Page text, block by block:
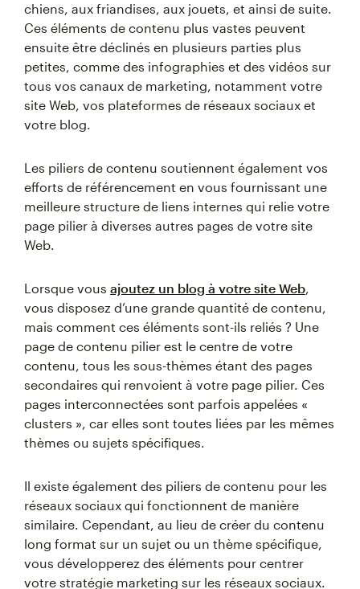
chiens, aux friandises, aux jouets, et ainsi de suite.
Ces éléments de contenu plus vastes peuvent
ensuite être déclinés en plusieurs parties plus
petites, comme des infographies et des vidéos sur
tous vos canaux de marketing, notamment votre
site Web, vos plateformes de réseaux sociaux et
votre blog.
Les piliers de contenu soutiennent également vos
efforts de référencement en vous fournissant une
meilleure structure de liens internes qui relie votre
page pilier à diverses autres pages de votre site
Web.
Lorsque vous ajoutez un blog à votre site Web,
vous disposez d’une grande quantité de contenu,
mais comment ces éléments sont-ils reliés ? Une
page de contenu pilier est le centre de votre
contenu, tous les sous-thèmes étant des pages
secondaires qui renvoient à votre page pilier. Ces
pages interconnectées sont parfois appelées «
clusters », car elles sont toutes liées par les mêmes
thèmes ou sujets spécifiques.
Il existe également des piliers de contenu pour les
réseaux sociaux qui fonctionnent de manière
similaire. Cependant, au lieu de créer du contenu
long format sur un sujet ou un thème spécifique,
vous développerez des éléments pour centrer
votre stratégie marketing sur les réseaux sociaux.